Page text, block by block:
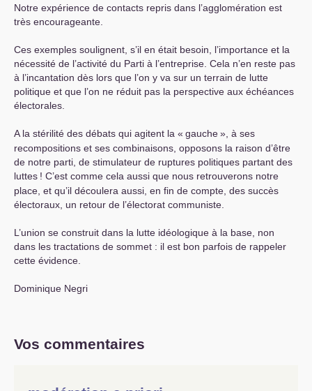
Notre expérience de contacts repris dans l’agglomération est
très encourageante.
Ces exemples soulignent, s’il en était besoin, l’importance et la
nécessité de l’activité du Parti à l’entreprise. Cela n’en reste pas
à l’incantation dès lors que l’on y va sur un terrain de lutte
politique et que l’on ne réduit pas la perspective aux échéances
électorales.
A la stérilité des débats qui agitent la « gauche», à ses
recompositions et ses combinaisons, opposons la raison d’être
de notre parti, de stimulateur de ruptures politiques partant des
luttes ! C’est comme cela aussi que nous retrouverons notre
place, et qu’il découlera aussi, en fin de compte, des succès
électoraux, un retour de l’électorat communiste.
L’union se construit dans la lutte idéologique à la base, non
dans les tractations de sommet : il est bon parfois de rappeler
cette évidence.
Dominique Negri
Vos commentaires